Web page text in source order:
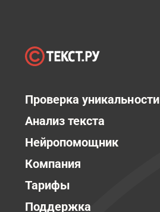
Проверка уникальности
Анализ текста
Нейропомощник
Компания
Тарифы
Поддержка